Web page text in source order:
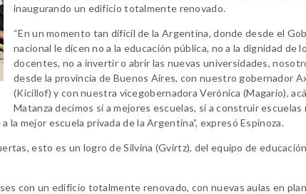
inaugurando un edificio totalmente renovado.
“En un momento tan difícil de la Argentina, donde desde el
nacional le dicen no a la educación pública, no a la dignidad de
docentes, no a invertir o abrir las nuevas universidades,
desde la provincia de Buenos Aires, con nuestro gobernador
(Kicillof) y con nuestra vicegobernadora Verónica (Magario),
Matanza decimos sí a mejores escuelas, sí a construir escuelas
mejor escuela privada de la Argentina”, expresó Espinoza.
esto es un logro de Silvina (Gvirtz), del equipo de
con un edificio totalmente renovado, con nuevas aulas en